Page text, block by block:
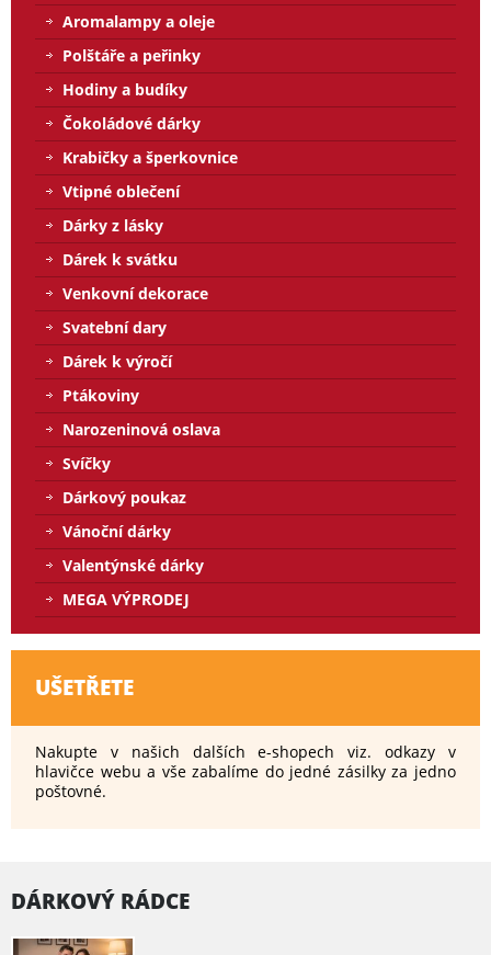
Aromalampy a oleje
Polštáře a peřinky
Hodiny a budíky
Čokoládové dárky
Krabičky a šperkovnice
Vtipné oblečení
Dárky z lásky
Dárek k svátku
Venkovní dekorace
Svatební dary
Dárek k výročí
Ptákoviny
Narozeninová oslava
Svíčky
Dárkový poukaz
Vánoční dárky
Valentýnské dárky
MEGA VÝPRODEJ
UŠETŘETE
Nakupte v našich dalších e-shopech viz. odkazy v
hlavičce webu a vše zabalíme do jedné zásilky za jedno
poštovné.
DÁRKOVÝ RÁDCE